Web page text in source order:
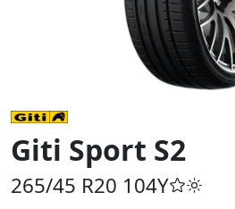
Giti Sport S2
265/45 R20 104Y